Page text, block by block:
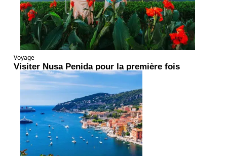
Voyage
Visiter Nusa Penida pour la première fois